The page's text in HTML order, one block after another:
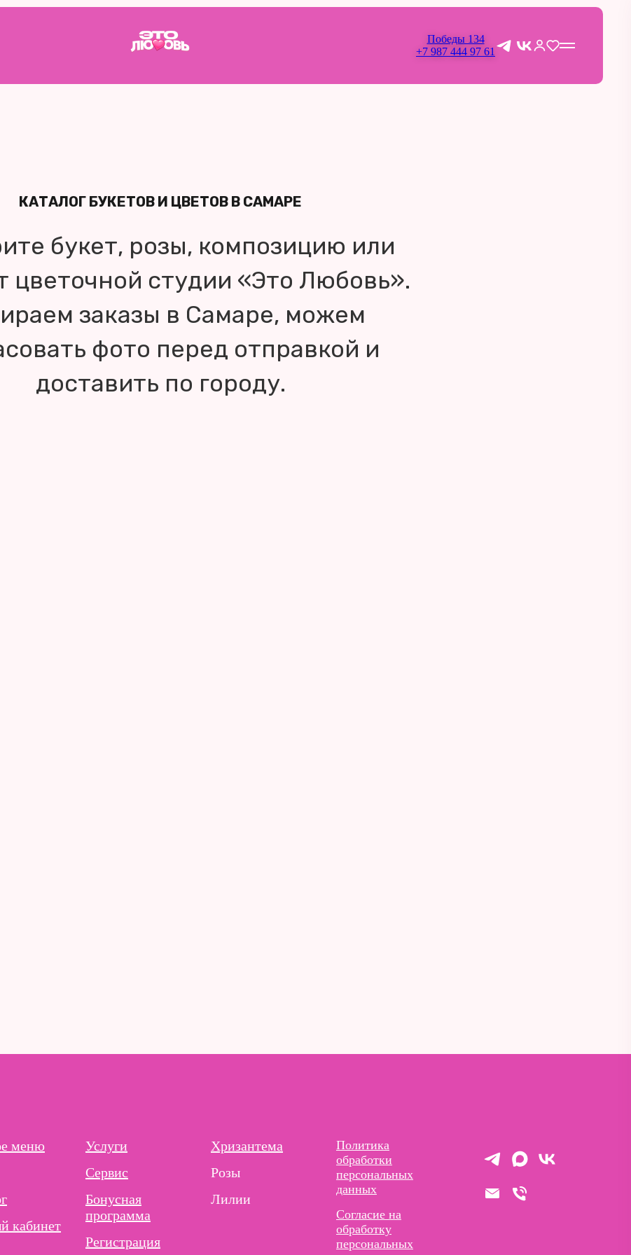
Победы 134
+7 987 444 97 61
КАТАЛОГ БУКЕТОВ И ЦВЕТОВ В САМАРЕ
букет, розы, композицию или
цветочной студии «Это Любовь».
заказы в Самаре, можем
фото перед отправкой и
доставить по городу.
меню
кабинет
Услуги
Сервис
Бонусная
программа
Регистрация
Хризантема
Розы
Лилии
Политика
обработки
персональных
данных
Согласие на
обработку
персональных